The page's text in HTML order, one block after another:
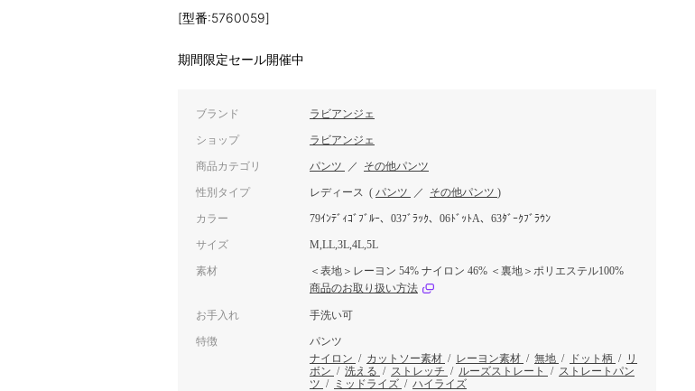
[型番:5760059]
期間限定セール開催中
ブランド ラビアンジェ
ショップ ラビアンジェ
商品カテゴリ パンツ ／ その他パンツ
性別タイプ レディース ( パンツ ／ その他パンツ )
カラー 79ｲﾝﾃﾞｨｺﾞﾌﾞﾙｰ、03ﾌﾞﾗｯｸ、06ﾄﾞｯﾄA、63ﾀﾞｰｸﾌﾞﾗｳﾝ
サイズ M,LL,3L,4L,5L
素材
＜表地＞レーヨン 54% ナイロン 46% ＜裏地＞ポリエステル100%
商品のお取り扱い方法
お手入れ 手洗い可
特徴
パンツ
ナイロン / カットソー素材 / レーヨン素材 / 無地 / ドット柄 / リ
ボン / 洗える / ストレッチ / ルーズストレート / ストレートパン
ツ / ミッドライズ / ハイライズ